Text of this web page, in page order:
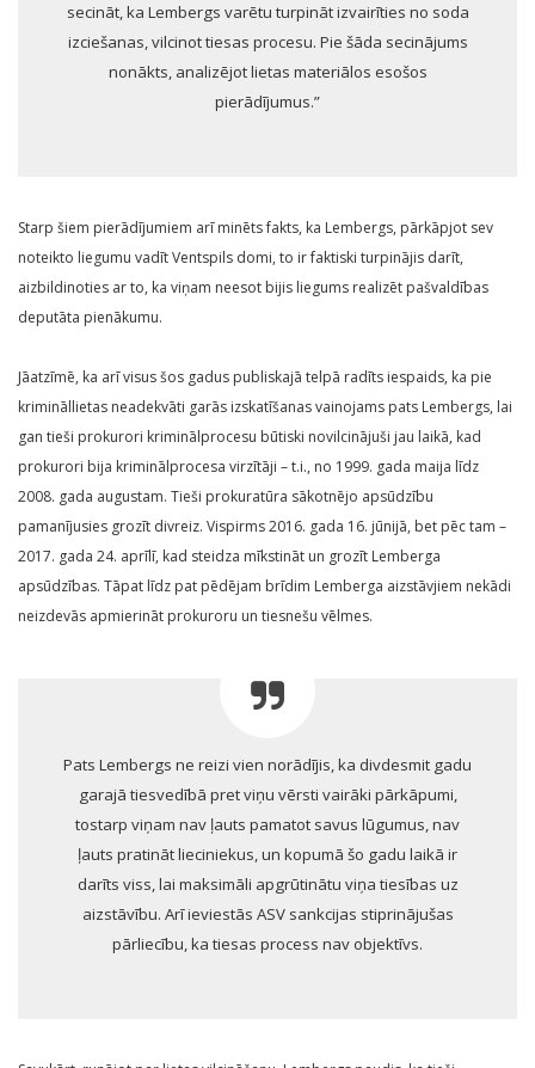
secināt, ka Lembergs varētu turpināt izvairīties no soda
izciešanas, vilcinot tiesas procesu. Pie šāda secinājums
nonākts, analizējot lietas materiālos esošos
pierādījumus.”
Starp šiem pierādījumiem arī minēts fakts, ka Lembergs, pārkāpjot sev
noteikto liegumu vadīt Ventspils domi, to ir faktiski turpinājis darīt,
aizbildinoties ar to, ka viņam neesot bijis liegums realizēt pašvaldības
deputāta pienākumu.
Jāatzīmē, ka arī visus šos gadus publiskajā telpā radīts iespaids, ka pie
krimināllietas neadekvāti garās izskatīšanas vainojams pats Lembergs, lai
gan tieši prokurori kriminālprocesu būtiski novilcinājuši jau laikā, kad
prokurori bija kriminālprocesa virzītāji – t.i., no 1999. gada maija līdz
2008. gada augustam. Tieši prokuratūra sākotnējo apsūdzību
pamanījusies grozīt divreiz. Vispirms 2016. gada 16. jūnijā, bet pēc tam –
2017. gada 24. aprīlī, kad steidza mīkstināt un grozīt Lemberga
apsūdzības. Tāpat līdz pat pēdējam brīdim Lemberga aizstāvjiem nekādi
neizdevās apmierināt prokuroru un tiesnešu vēlmes.
Pats Lembergs ne reizi vien norādījis, ka divdesmit gadu
garajā tiesvedībā pret viņu vērsti vairāki pārkāpumi,
tostarp viņam nav ļauts pamatot savus lūgumus, nav
ļauts pratināt lieciniekus, un kopumā šo gadu laikā ir
darīts viss, lai maksimāli apgrūtinātu viņa tiesības uz
aizstāvību. Arī ieviestās ASV sankcijas stiprinājušas
pārliecību, ka tiesas process nav objektīvs.